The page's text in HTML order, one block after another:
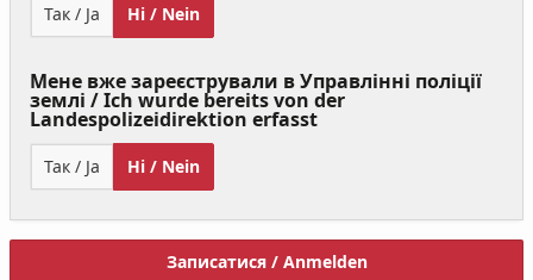
Так / Ja Ні / Nein
Мене вже зареєстрували в Управлінні поліції
землі / Ich wurde bereits von der
Landespolizeidirektion erfasst
Так / Ja Ні / Nein
Записатися / Anmelden